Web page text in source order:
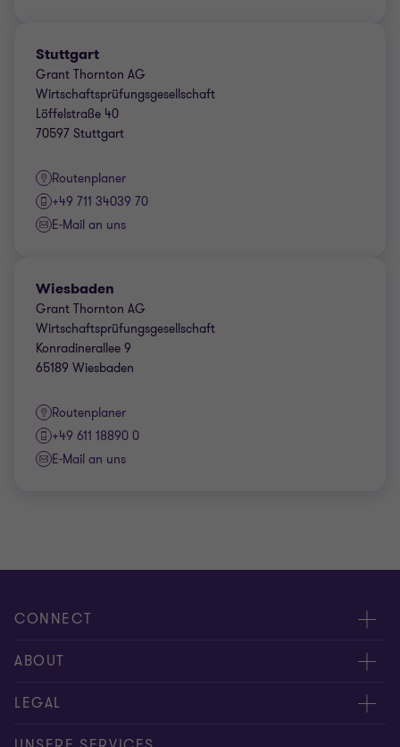
Stuttgart
Grant Thornton AG
Wirtschaftsprüfungsgesellschaft
Löffelstraße 40
70597 Stuttgart
Routenplaner
+49 711 34039 70
E-Mail an uns
Wiesbaden
Grant Thornton AG
Wirtschaftsprüfungsgesellschaft
Konradinerallee 9
65189 Wiesbaden
Routenplaner
+49 611 18890 0
E-Mail an uns
CONNECT
Kontakt
Experten
ABOUT
Über uns
Karriere
LEGAL